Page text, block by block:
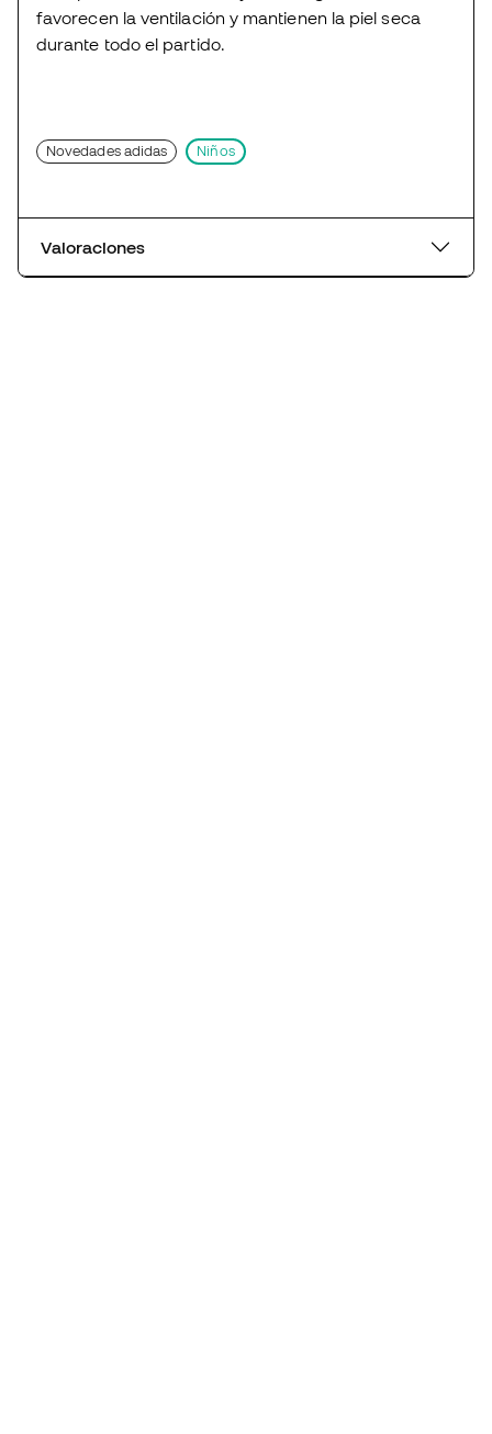
favorecen la ventilación y mantienen la piel seca
durante todo el partido.
Novedades adidas Niños
Valoraciones